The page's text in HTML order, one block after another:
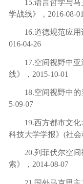
15.语言哲学与
学战线》， 2016-08-01
16.道德规范应用
016-04-26
17.空间视野中
线》， 2015-10-01
18.空间视野中的
5-09-07
19.西方都市文化:
科技大学学报》 (社会
20.列菲伏尔空
索》， 2014-08-07